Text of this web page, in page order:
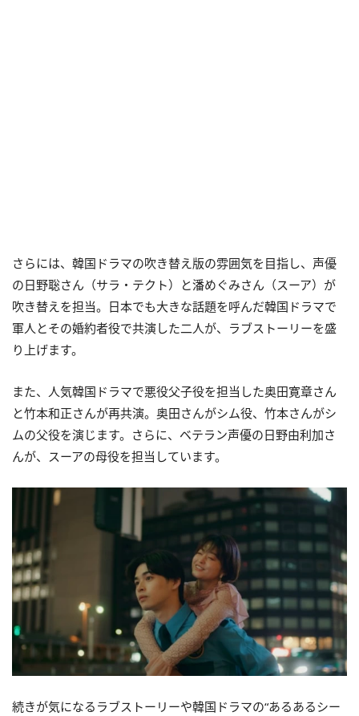
さらには、韓国ドラマの吹き替え版の雰囲気を目指し、声優
の⽇野聡さん（サラ・テクト）と潘めぐみさん（スーア）が
吹き替えを担当。日本でも大きな話題を呼んだ韓国ドラマで
軍人とその婚約者役で共演した二人が、ラブストーリーを盛
り上げます。
また、人気韓国ドラマで悪役父子役を担当した奥田寛章さん
と竹本和正さんが再共演。奥田さんがシム役、竹本さんがシ
ムの父役を演じます。さらに、ベテラン声優の日野由利加さ
んが、スーアの母役を担当しています。
続きが気になるラブストーリーや韓国ドラマの“あるあるシー